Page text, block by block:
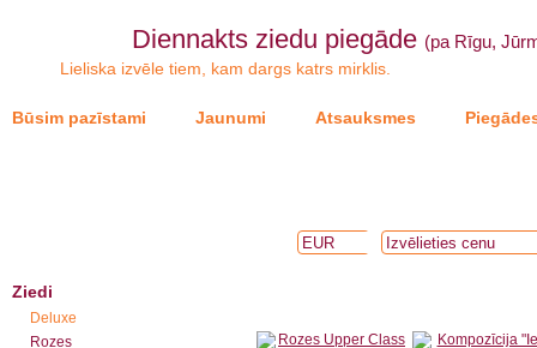
Diennakts ziedu piegāde (pa Rīgu,
Lieliska izvēle tiem, kam dargs katrs mirklis.
Būsim pazīstami Jaunumi Atsauksmes
Ziedi
Deluxe
Rozes